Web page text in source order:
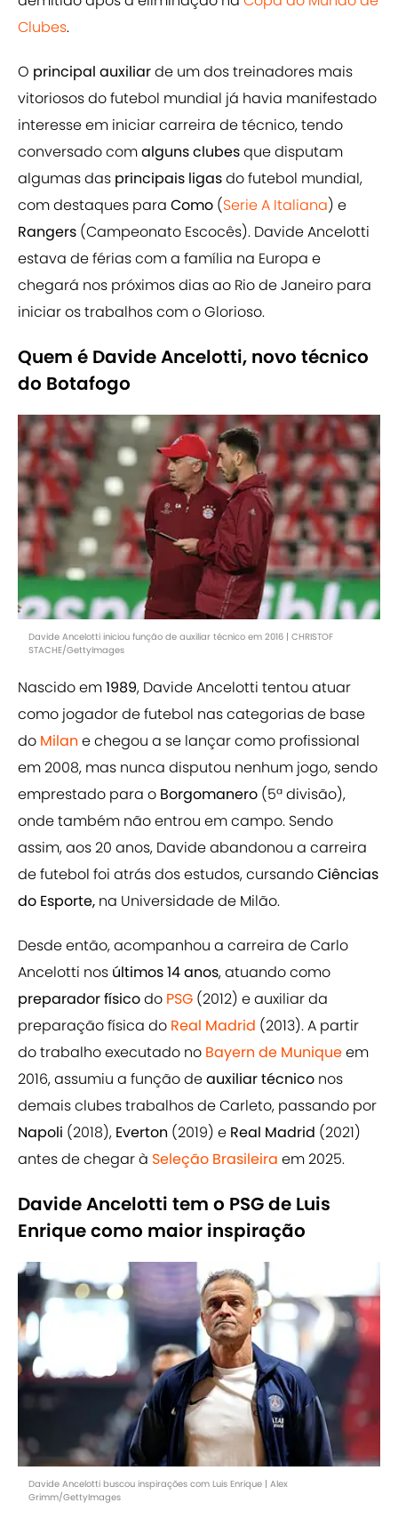
Clubes.
O principal auxiliarde um dos treinadores mais
vitoriosos do futebol mundial já havia manifestado
interesse em iniciar carreira de técnico, tendo
conversado comalguns clubesque disputam
algumas das principais ligasdo futebol mundial,
com destaques para Como (Serie A Italiana) e
Rangers (Campeonato Escocês). Davide Ancelotti
estava de férias com a família na Europa e
chegará nos próximos dias ao Rio de Janeiro para
iniciar os trabalhos com o Glorioso.
Quem é Davide Ancelotti, novo técnico
do Botafogo
Davide Ancelotti iniciou função de auxiliar técnico em 2016 | CHRISTOF
STACHE/GettyImages
Nascido em1989, Davide Ancelotti tentou atuar
como jogador de futebol nas categorias de base
do Milan e chegou a se lançar como profissional
em 2008, mas nunca disputou nenhum jogo, sendo
emprestado para o Borgomanero (5ª divisão),
onde também não entrou em campo. Sendo
assim, aos 20 anos, Davide abandonou a carreira
de futebol foi atrás dos estudos, cursandoCiências
do Esporte, na Universidade de Milão.
Desde então, acompanhou a carreira de Carlo
Ancelotti nos últimos 14 anos, atuando como
preparador físicodo PSG (2012) e auxiliar da
preparação física do Real Madrid (2013). A partir
do trabalho executado no Bayern de Muniqueem
2016, assumiu a função deauxiliar técnico nos
demais clubes trabalhos de Carleto, passando por
Napoli (2018), Everton (2019) e Real Madrid (2021)
antes de chegar à Seleção Brasileira em 2025.
Davide Ancelotti tem o PSG de Luis
Enrique como maior inspiração
Davide Ancelotti buscou inspirações com Luis Enrique | Alex
Grimm/GettyImages